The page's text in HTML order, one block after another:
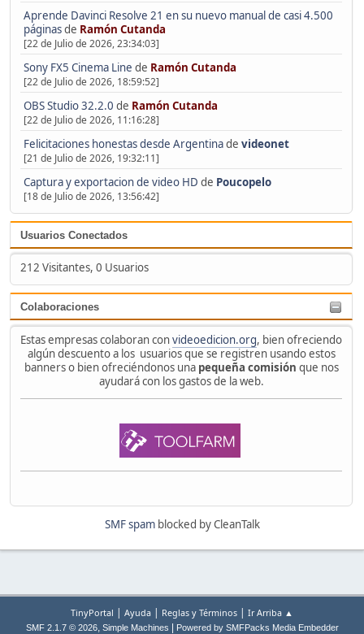
Aprende Davinci Resolve 21 en su nuevo manual de casi 4.500
páginasde Ramón Cutanda
[22 de Julio de 2026, 23:34:03]
Sony FX5 Cinema Line de Ramón Cutanda
[22 de Julio de 2026, 18:59:52]
OBS Studio 32.2.0 de Ramón Cutanda
[22 de Julio de 2026, 11:16:28]
Felicitaciones honestas desde Argentinade videonet
[21 de Julio de 2026, 19:32:11]
Captura y exportacion de video HD de Poucopelo
[18 de Julio de 2026, 13:56:42]
Usuarios Conectados
212 Visitantes, 0 Usuarios
Colaboraciones
Estas empresas colaboran convideoedicion.org, bien ofreciendo
algún descuento a los usuarios que se registren usando estos
banners o bien ofreciéndonos una pequeña comisión que nos
ayudará con los gastos de la web.
SMF spamblocked by CleanTalk
TinyPortal | Ayuda | Reglas y Términos | Ir Arriba ▲
SMF 2.1.7 © 2026, Simple Machines Powered by SMFPacks Media Embedder